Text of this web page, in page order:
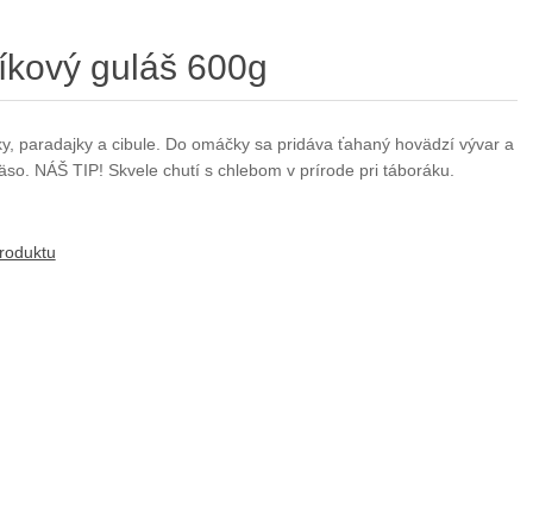
guláš 600g
paradajky a cibule. Do omáčky sa pridáva ťahaný hovädzí vývar a
NÁŠ TIP! Skvele chutí s chlebom v prírode pri táboráku.